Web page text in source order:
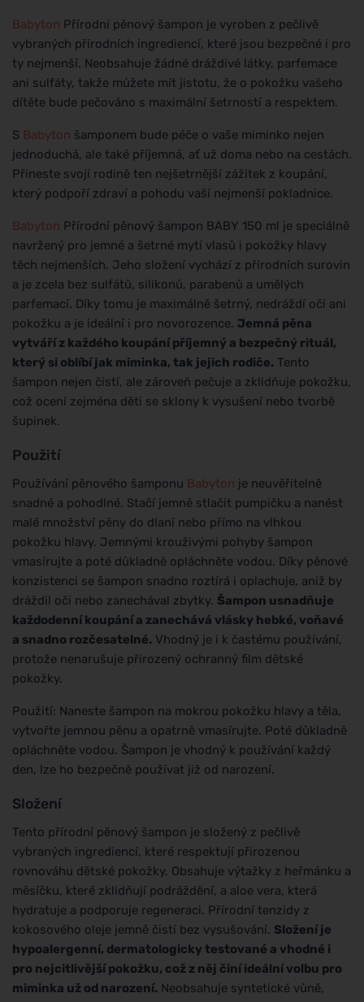
Babyton Přírodní pěnový šampon je vyroben z pečlivě
vybraných přírodních ingrediencí, které jsou bezpečné i pro
ty nejmenší. Neobsahuje žádné dráždivé látky, parfemace
ani sulfáty, takže můžete mít jistotu, že o pokožku vašeho
dítěte bude pečováno s maximální šetrností a respektem.
S Babyton šamponem bude péče o vaše miminko nejen
jednoduchá, ale také příjemná, ať už doma nebo na cestách.
Přineste svojí rodině ten nejšetrnější zážitek z koupání,
který podpoří zdraví a pohodu vaší nejmenší pokladnice.
Babyton Přírodní pěnový šampon BABY 150 ml je speciálně
navržený pro jemné a šetrné mytí vlasů i pokožky hlavy
těch nejmenších. Jeho složení vychází z přírodních surovin
a je zcela bez sulfátů, silikonů, parabenů a umělých
parfemací. Díky tomu je maximálně šetrný, nedráždí oči ani
pokožku a je ideální i pro novorozence. Jemná pěna
vytváří z každého koupání příjemný a bezpečný rituál,
který si oblíbí jak miminka, tak jejich rodiče. Tento
šampon nejen čistí, ale zároveň pečuje a zklidňuje pokožku,
což ocení zejména děti se sklony k vysušení nebo tvorbě
šupinek.
Použití
Používání pěnového šamponu Babyton je neuvěřitelně
snadné a pohodlné. Stačí jemně stlačit pumpičku a nanést
malé množství pěny do dlaní nebo přímo na vlhkou
pokožku hlavy. Jemnými krouživými pohyby šampon
vmasírujte a poté důkladně opláchněte vodou. Díky pěnové
konzistenci se šampon snadno roztírá i oplachuje, aniž by
dráždil oči nebo zanechával zbytky. Šampon usnadňuje
každodenní koupání a zanechává vlásky hebké, voňavé
a snadno rozčesatelné. Vhodný je i k častému používání,
protože nenarušuje přirozený ochranný film dětské
pokožky.
Použití: Naneste šampon na mokrou pokožku hlavy a těla,
vytvořte jemnou pěnu a opatrně vmasírujte. Poté důkladně
opláchněte vodou. Šampon je vhodný k používání každý
den, lze ho bezpečně používat již od narození.
Složení
Tento přírodní pěnový šampon je složený z pečlivě
vybraných ingrediencí, které respektují přirozenou
rovnováhu dětské pokožky. Obsahuje výtažky z heřmánku a
měsíčku, které zklidňují podráždění, a aloe vera, která
hydratuje a podporuje regeneraci. Přírodní tenzidy z
kokosového oleje jemně čistí bez vysušování. Složení je
hypoalergenní, dermatologicky testované a vhodné i
pro nejcitlivější pokožku, což z něj činí ideální volbu pro
miminka už od narození. Neobsahuje syntetické vůně,